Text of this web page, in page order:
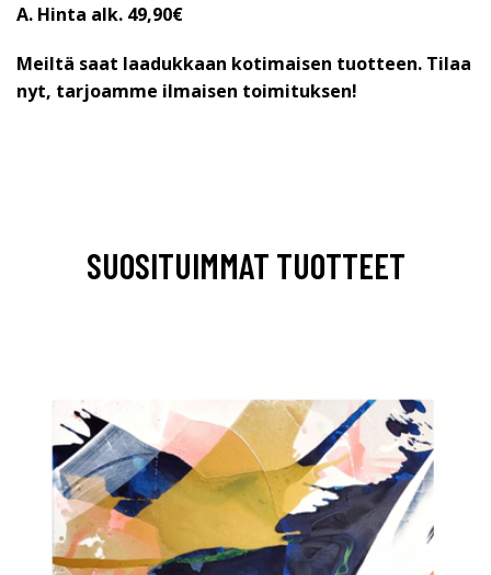
A. Hinta alk. 49,90€
Meiltä saat laadukkaan kotimaisen tuotteen. Tilaa
nyt, tarjoamme ilmaisen toimituksen!
SUOSITUIMMAT TUOTTEET